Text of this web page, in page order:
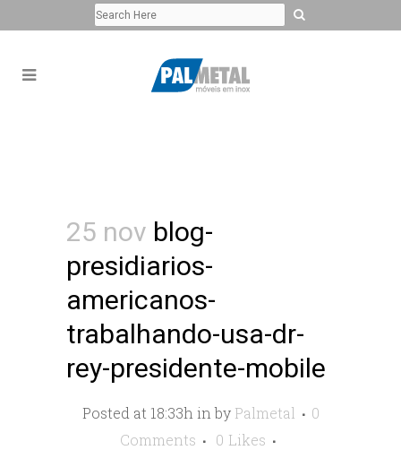
25 nov blog-
presidiarios-
americanos-
trabalhando-usa-dr-
rey-presidente-mobile
Posted at 18:33h inby Palmetal
0
Comments
0 Likes